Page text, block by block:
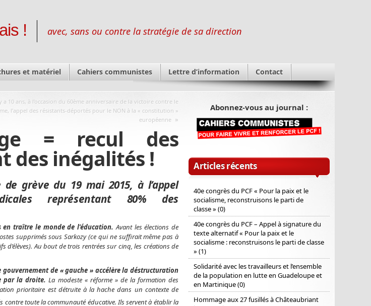
! avec, sans ou contre la stratégie de sa direction
et matériel Cahiers communistes Lettre d’information Contact
a 10 ans, à l’occasion du 60ème anniversaire de la victoire contre le
l’appel des résistants-déportés pour le NON à la « constitution »
européenne »
= recul des
des inégalités !
grève du 19 mai 2015, à l’appel
représentant 80% des
traître le monde de l’éducation. Avant les élections de
supprimés sous Sarkozy (ce qui ne suffirait même pas à
d’élèves). Au bout de trois rentrées sur cinq, les créations de
de « gauche » accélère la déstructuration
par la droite.La modeste « réforme » de la formation des
prioritaire est détruite à la hache dans un contexte de
contre toute la communauté éducative. Ils servent à établir la
Abonnez-vous au journal :
Articles récents
40e congrès du PCF « Pour la paix et le
socialisme, reconstruisons le parti de
classe » (0)
40e congrès du PCF – Appel à signature du
texte alternatif « Pour la paix et le
socialisme : reconstruisons le parti de classe
» (1)
Solidarité avec les travailleurs et l’ensemble
de la population en lutte en Guadeloupe et
en Martinique (0)
Hommage aux 27 fusillés à Châteaubriant